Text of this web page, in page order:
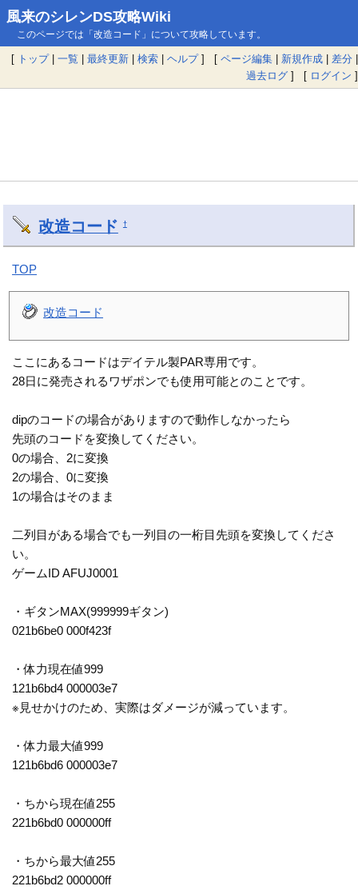
風来のシレンDS攻略Wiki
このページでは「改造コード」について攻略しています。
[ トップ| 一覧 | 最終更新 | 検索 | ヘルプ] [ ページ編集 | 新規作成 | 差分 |
過去ログ ] [ ログイン ]
改造コード †
TOP
改造コード
ここにあるコードはデイテル製PAR専用です。
28日に発売されるワザポンでも使用可能とのことです。
dipのコードの場合がありますので動作しなかったら
先頭のコードを変換してください。
0の場合、2に変換
2の場合、0に変換
1の場合はそのまま
二列目がある場合でも一列目の一桁目先頭を変換してくださ
い。
ゲームID AFUJ0001
・ギタンMAX(999999ギタン)
021b6be0 000f423f
・体力現在値999
121b6bd4 000003e7
※見せかけのため、実際はダメージが減っています。
・体力最大値999
121b6bd6 000003e7
・ちから現在値255
221b6bd0 000000ff
・ちから最大値255
221b6bd2 000000ff